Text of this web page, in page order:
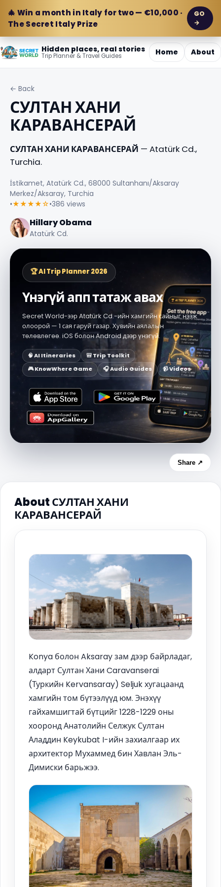
🎄 Win a month in Italy for two — €10,000 ·
The Secret Italy Prize
GO
→
Hidden places, real stories
Trip Planner & Travel Guides Home About
← Back
СУЛТАН ХАНИ
КАРАВАНСЕРАЙ
СУЛТАН ХАНИ КАРАВАНСЕРАЙ — Atatürk Cd.,
Turchia.
İstikamet, Atatürk Cd., 68000 Sultanhanı/Aksaray
Merkez/Aksaray, Turchia
•★★★★☆•386 views
Hillary Obama
Atatürk Cd.
🏆 AI Trip Planner 2026
Үнэгүй апп татаж авах
Secret World-ээр Atatürk Cd.-ийн хамгийн сайныг нээж
олоорой — 1 сая гаруй газар. Хувийн аялалын
төлөвлөгөө. iOS болон Android дээр үнэгүй.
🧠 AI Itineraries
🎒 Trip Toolkit
🎮 KnowWhere Game
🎧 Audio Guides 📹 Videos
Share ↗
About СУЛТАН ХАНИ
КАРАВАНСЕРАЙ
Konya болон Aksaray зам дээр байрладаг,
алдарт Султан Хани Caravanserai
(Туркийн Kervansaray) Seljuk хугацаанд
хамгийн том бүтээлүүд юм. Энэхүү
гайхамшигтай бүтцийг 1228-1229 оны
хооронд Анатолийн Селжук Султан
Аладдин Keykubat I-ийн захиалгаар их
архитектор Мухаммед бин Хавлан Эль-
Димиски барьжээ.